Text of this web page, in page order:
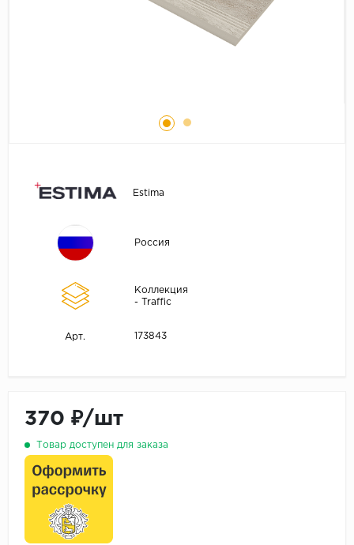
Estima
Россия
Коллекция
- Traffic
Арт. 173843
370 ₽/шт
Товар доступен для заказа